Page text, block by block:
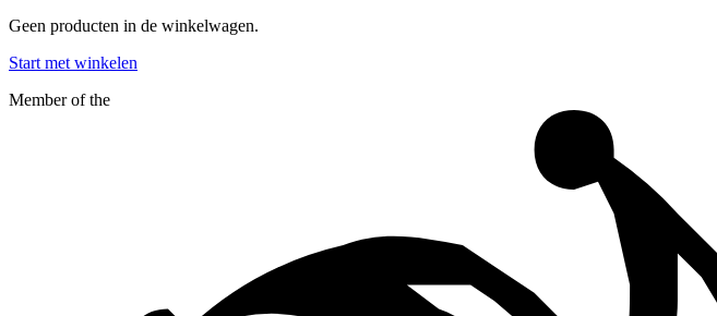
Geen producten in de winkelwagen.
Start met winkelen
Member of the